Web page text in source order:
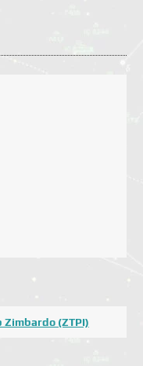
Zimbardo (ZTPI)